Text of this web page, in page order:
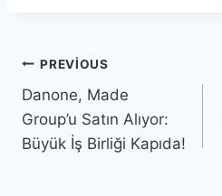
Yazı
gezinmesi
PREVIOUS
Danone, Made
Group’u Satın Alıyor:
Büyük İş Birliği Kapıda!